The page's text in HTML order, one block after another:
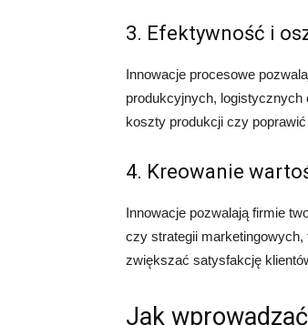
3. Efektywność i
Innowacje procesowe
produkcyjnych,
koszty produkcji czy
4. Kreowanie
Innowacje pozwalają firmie
czy strategii
zwiększać satysfakcję
Jak